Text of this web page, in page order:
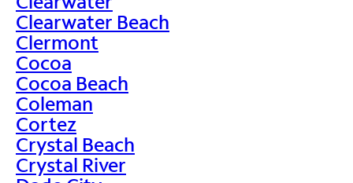
Clearwater Beach
Clermont
Cocoa
Cocoa Beach
Coleman
Cortez
Crystal Beach
Crystal River